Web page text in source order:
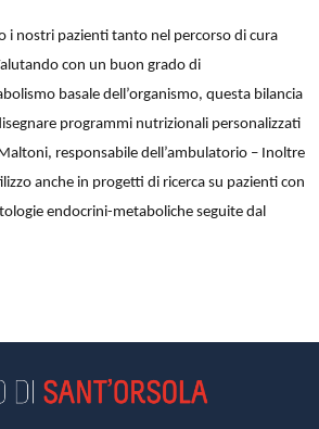
i nostri pazienti tanto nel percorso di cura
con un buon grado di
basale dell’organismo, questa bilancia
programmi nutrizionali personalizzati
responsabile dell’ambulatorio – Inoltre
anche in progetti di ricerca su pazienti con
endocrini-metaboliche seguite dal